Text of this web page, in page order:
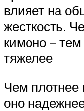
влияет на
жесткость.
кимоно –
тяжелее
Чем плотнее
оно